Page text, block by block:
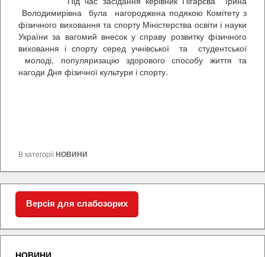
Володимирівна була нагороджена подякою Комітету з
фізичного виховання та спорту Міністерства освіти і науки
України за вагомий внесок у справу розвитку фізичного
виховання і спорту серед учнівської та студентської
молоді, популяризацію здорового способу життя та
нагоди Дня фізичної культури і спорту.
В категоріїНОВИНИ
Версія для слабозорих
НОВИНИ